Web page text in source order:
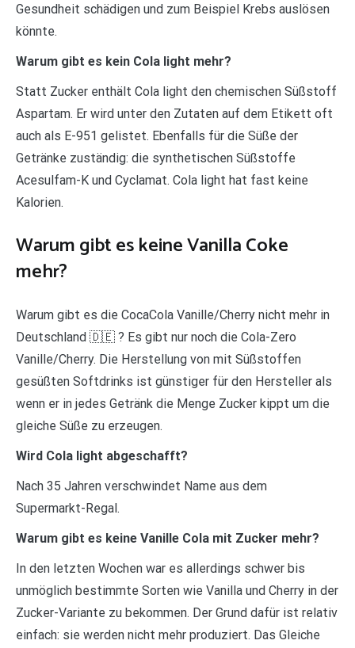
Gesundheit schädigen und zum Beispiel Krebs auslösen
könnte.
Warum gibt es kein Cola light mehr?
Statt Zucker enthält Cola light den chemischen Süßstoff
Aspartam. Er wird unter den Zutaten auf dem Etikett oft
auch als E-951 gelistet. Ebenfalls für die Süße der
Getränke zuständig: die synthetischen Süßstoffe
Acesulfam-K und Cyclamat. Cola light hat fast keine
Kalorien.
Warum gibt es keine Vanilla Coke
mehr?
Warum gibt es die CocaCola Vanille/Cherry nicht mehr in
Deutschland 🇩🇪 ? Es gibt nur noch die Cola-Zero
Vanille/Cherry. Die Herstellung von mit Süßstoffen
gesüßten Softdrinks ist günstiger für den Hersteller als
wenn er in jedes Getränk die Menge Zucker kippt um die
gleiche Süße zu erzeugen.
Wird Cola light abgeschafft?
Nach 35 Jahren verschwindet Name aus dem
Supermarkt-Regal.
Warum gibt es keine Vanille Cola mit Zucker mehr?
In den letzten Wochen war es allerdings schwer bis
unmöglich bestimmte Sorten wie Vanilla und Cherry in der
Zucker-Variante zu bekommen. Der Grund dafür ist relativ
einfach: sie werden nicht mehr produziert. Das Gleiche